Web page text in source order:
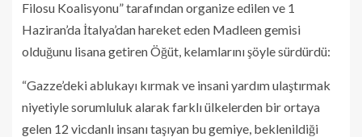
Filosu Koalisyonu” tarafından organize edilen ve 1
Haziran’da İtalya’dan hareket eden Madleen gemisi
olduğunu lisana getiren Öğüt, kelamlarını şöyle sürdürdü:
“Gazze’deki ablukayı kırmak ve insani yardım ulaştırmak
niyetiyle sorumluluk alarak farklı ülkelerden bir ortaya
gelen 12 vicdanlı insanı taşıyan bu gemiye, beklenildiği